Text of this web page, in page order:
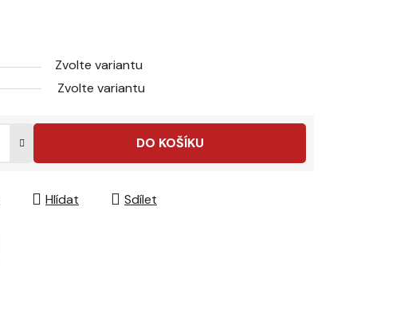
Zvolte variantu
Zvolte variantu
DO KOŠÍKU
Hlídat Sdílet